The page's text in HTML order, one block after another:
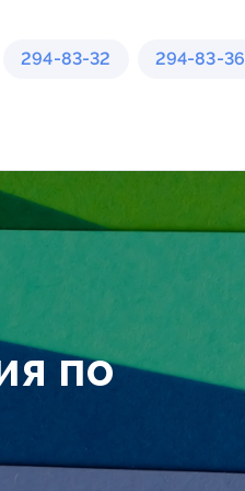
294-83-32 294-83-36
по